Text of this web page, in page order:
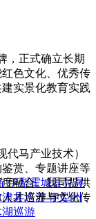
伊犁霍城县晃晃
县巡游 伊犁州
巡游
，正式确立长期
色文化、优秀传
实景化教育实践
马产业技术）
赏、专题讲座等
融合。我司提供
才培养与文化传